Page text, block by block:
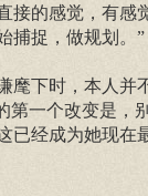
接的感觉，有感
捕捉，做规划。”
麾下时，本人并
第一个改变是，
已经成为她现在